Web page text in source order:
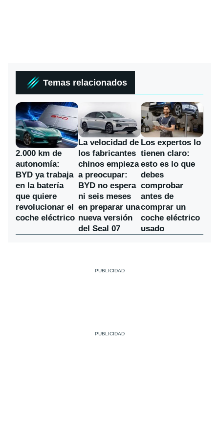
Temas relacionados
2.000 km de
autonomía:
BYD ya trabaja
en la batería
que quiere
revolucionar el
coche eléctrico
La velocidad de
los fabricantes
chinos empieza
a preocupar:
BYD no espera
ni seis meses
en preparar una
nueva versión
del Seal 07
Los expertos lo
tienen claro:
esto es lo que
debes
comprobar
antes de
comprar un
coche eléctrico
usado